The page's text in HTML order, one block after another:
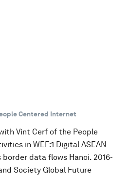
Centered Internet
Vint Cerf of the People
in WEF:1 Digital ASEAN
data flows Hanoi. 2016-
Society Global Future